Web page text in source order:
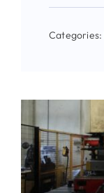
Categories: